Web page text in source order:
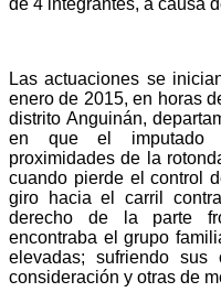
Las actuaciones se
enero de 2015, en horas
distrito Anguinán,
en que el imputado
proximidades de la
cuando pierde el control
giro hacia el carril
derecho de la parte
encontraba el grupo
elevadas; sufriendo sus
consideración y otras de